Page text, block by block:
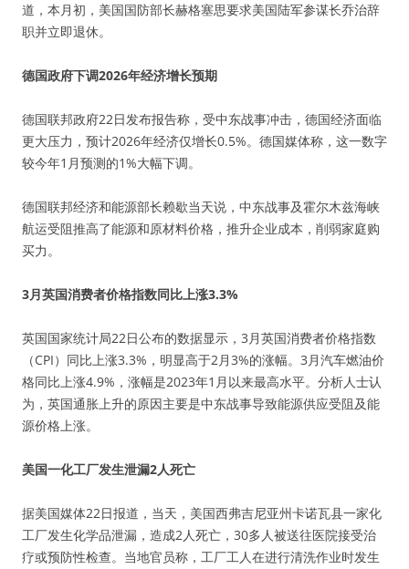
道，本月初，美国国防部长赫格塞思要求美国陆军参谋长乔治辞
职并立即退休。
德国政府下调2026年经济增长预期
德国联邦政府22日发布报告称，受中东战事冲击，德国经济面临
更大压力，预计2026年经济仅增长0.5%。德国媒体称，这一数字
较今年1月预测的1%大幅下调。
德国联邦经济和能源部长赖歇当天说，中东战事及霍尔木兹海峡
航运受阻推高了能源和原材料价格，推升企业成本，削弱家庭购
买力。
3月英国消费者价格指数同比上涨3.3%
英国国家统计局22日公布的数据显示，3月英国消费者价格指数
（CPI）同比上涨3.3%，明显高于2月3%的涨幅。3月汽车燃油价
格同比上涨4.9%，涨幅是2023年1月以来最高水平。分析人士认
为，英国通胀上升的原因主要是中东战事导致能源供应受阻及能
源价格上涨。
美国一化工厂发生泄漏2人死亡
据美国媒体22日报道，当天，美国西弗吉尼亚州卡诺瓦县一家化
工厂发生化学品泄漏，造成2人死亡，30多人被送往医院接受治
疗或预防性检查。当地官员称，工厂工人在进行清洗作业时发生